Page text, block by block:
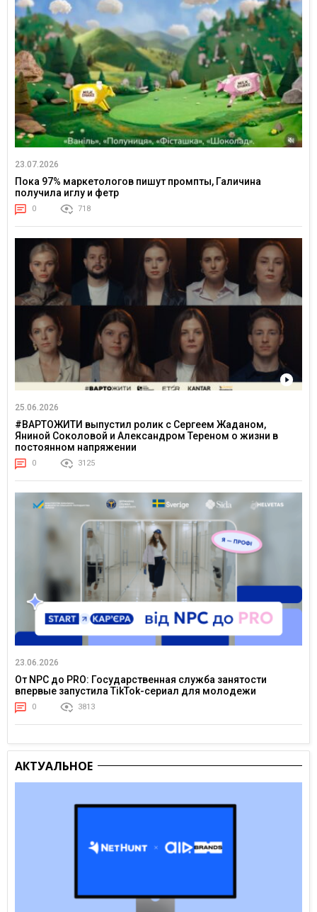
23.07.2026
Пока 97% маркетологов пишут промпты, Галичина
получила иглу и фетр
0 718
25.06.2026
#ВАРТОЖИТИ выпустил ролик с Сергеем Жаданом,
Яниной Соколовой и Александром Тереном о жизни в
постоянном напряжении
0 3125
23.06.2026
От NPC до PRO: Государственная служба занятости
впервые запустила TikTok-сериал для молодежи
0 3813
АКТУАЛЬНОЕ